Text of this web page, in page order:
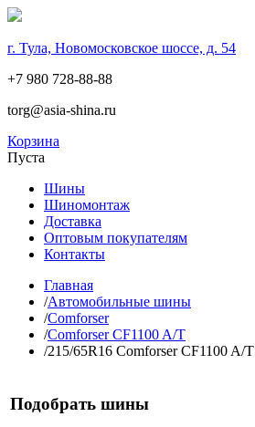
г. Тула, Новомосковское шоссе, д. 54
+7 980 728-88-88
torg@asia-shina.ru
Корзина
Пуста
Шины
Шиномонтаж
Доставка
Оптовым покупателям
Контакты
Главная
/Автомобильные шины
/Comforser
/Comforser CF1100 A/T
/215/65R16 Comforser CF1100 A/T
Подобрать шины